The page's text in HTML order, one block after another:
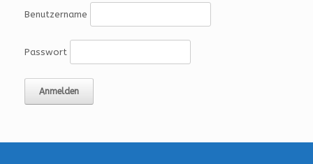
Benutzername
Passwort